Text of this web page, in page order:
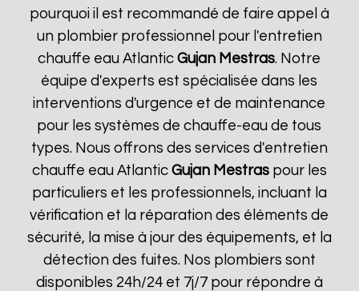
pourquoi il est recommandé de faire appel à
un plombier professionnel pour l'entretien
chauffe eau AtlanticGujan Mestras. Notre
équipe d'experts est spécialisée dans les
interventions d'urgence et de maintenance
pour les systèmes de chauffe-eau de tous
types. Nous offrons des services d'entretien
chauffe eau Atlantic Gujan Mestraspour les
particuliers et les professionnels, incluant la
vérification et la réparation des éléments de
sécurité, la mise à jour des équipements, et la
détection des fuites. Nos plombiers sont
disponibles 24h/24 et 7j/7 pour répondre à